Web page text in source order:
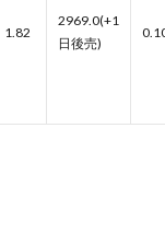
1.82
2969.0(+1
日後売)